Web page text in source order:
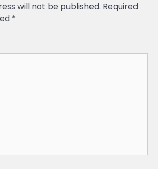
will not be published. Required
*